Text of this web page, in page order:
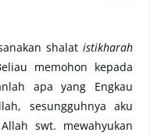
shalat istikharah
memohon kepada
apa yang Engkau
sesungguhnya aku
swt. mewahyukan